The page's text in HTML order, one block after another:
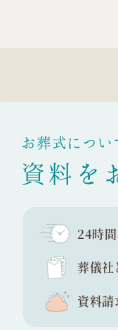
お葬式につ
資料を
24時
葬儀社
資料請